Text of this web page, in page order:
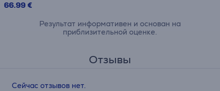
66.99 €
Результат информативен и основан на
приблизительной оценке.
Отзывы
Сейчас отзывов нет.